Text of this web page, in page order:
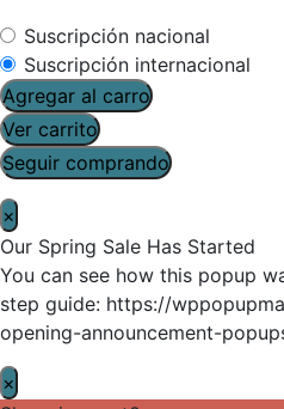
Suscripción nacional
Suscripción internacional
Agregar al carro
Ver carrito
Seguir comprando
×
Our Spring Sale Has Started
You can see how this popup
step guide: https://
opening-announcement-
×